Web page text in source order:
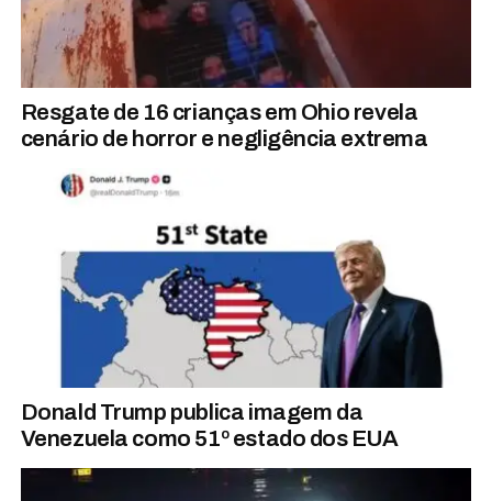
Resgate de 16 crianças em Ohio revela
cenário de horror e negligência extrema
Donald Trump publica imagem da
Venezuela como 51º estado dos EUA